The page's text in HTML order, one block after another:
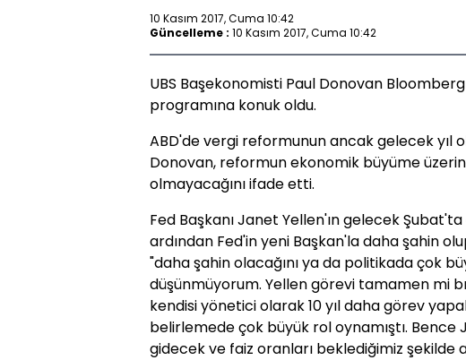
10 Kasım 2017, Cuma 10:42
Güncelleme : 10 Kasım 2017, Cuma 10:42
UBS Başekonomisti Paul Donovan Bloomberg
programına konuk oldu.
ABD'de vergi reformunun ancak gelecek yıl
Donovan, reformun ekonomik büyüme
olmayacağını ifade etti.
Fed Başkanı Janet Yellen'ın gelecek
ardından Fed'in yeni Başkan'la daha şahin
"daha şahin olacağını ya da politikada çok
düşünmüyorum. Yellen görevi tamamen mi
kendisi yönetici olarak 10 yıl daha görev
belirlemede çok büyük rol oynamıştı. Bence
gidecek ve faiz oranları beklediğimiz şekilde